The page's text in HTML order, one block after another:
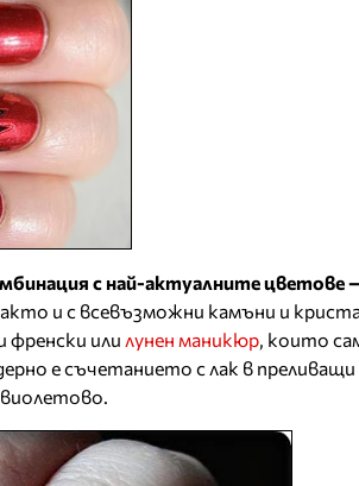
с най-актуалните цветове
и с всевъзможни камъни и
френски или лунен маникюр, които
е съчетанието с лак в преливащи